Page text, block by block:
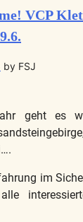
VCP
by FSJ
geht es
im